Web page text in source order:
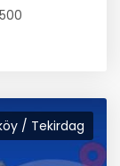
/ Tekirdag